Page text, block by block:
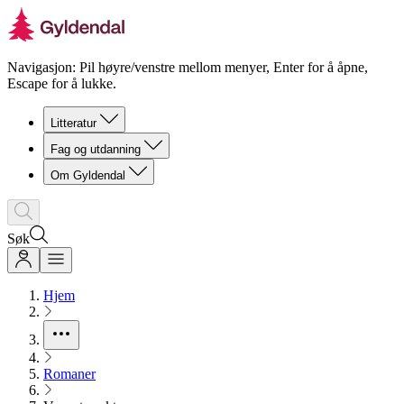
Navigasjon: Pil høyre/venstre mellom menyer, Enter for å åpne,
Escape for å lukke.
Litteratur
Fag og utdanning
Om Gyldendal
Søk
Hjem
Romaner